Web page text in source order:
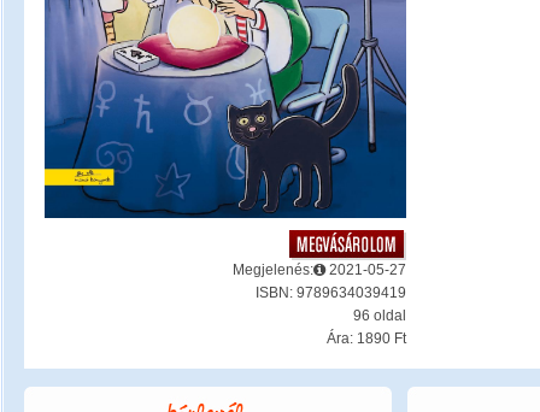
Megjelenés:
2021-05-27
ISBN: 9789634039419
96 oldal
Ára: 1890 Ft